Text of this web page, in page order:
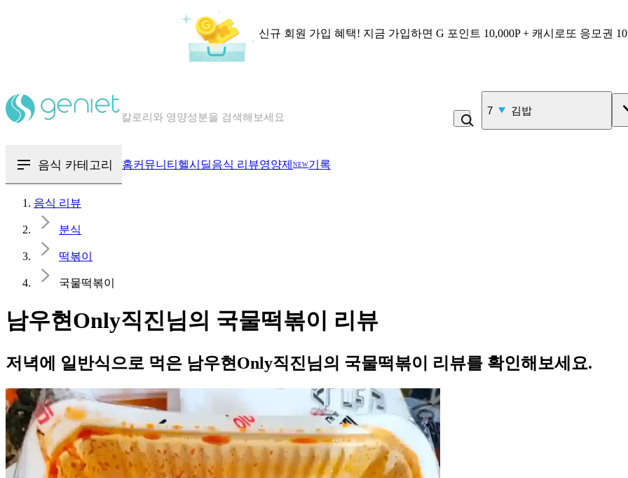
신규 회원 가입 혜택! 지금 가입하면 G 포인트 10,000P + 캐시로또 응모권
혈당 · 다이어트 음식 검색해보세요
8 복숭아
음식 카테고리 홈커뮤니티 헬시딜음식 리뷰영양제 NEW기록
음식 리뷰
분식
떡볶이
국물떡볶이
남우현Only직진님의 국물떡볶이 리뷰
저녁에 일반식으로 먹은 남우현Only직진님의 국물떡볶이 리뷰를 확인해보세요.